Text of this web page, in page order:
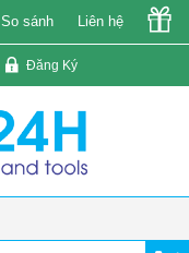
So sánh Liên hệ
Đăng Ký